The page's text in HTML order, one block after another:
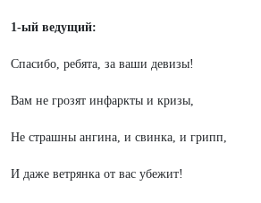
1-ый ведущий:
Спасибо, ребята, за ваши девизы!
Вам не грозят инфаркты и кризы,
Не страшны ангина, и свинка, и грипп,
И даже ветрянка от вас убежит!